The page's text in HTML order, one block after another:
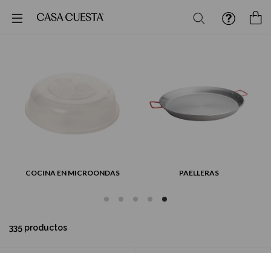
Buscar
COCINA EN MICROONDAS PAELLERAS
335 productos